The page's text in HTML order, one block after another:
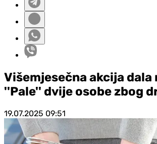
Višemjesečna akcija
''Pale'' dvije osobe zbog
19.07.2025 09:51